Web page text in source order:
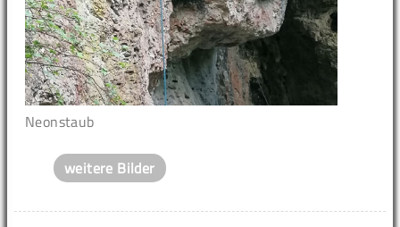
Neonstaub
weitere Bilder